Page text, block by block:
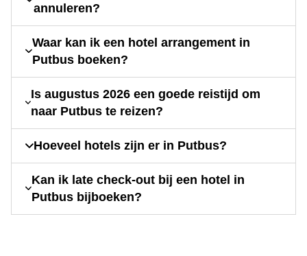
annuleren?
Waar kan ik een hotel arrangement in
Putbus boeken?
Is augustus 2026 een goede reistijd om
naar Putbus te reizen?
Hoeveel hotels zijn er in Putbus?
Kan ik late check-out bij een hotel in
Putbus bijboeken?